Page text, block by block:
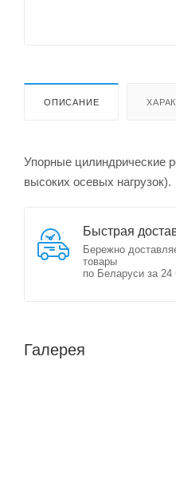
ОПИСАНИЕ
Упорные цилиндрические
высоких осевых нагрузок).
Быстрая
Бережно
товары
по Беларуси за 24
Галерея